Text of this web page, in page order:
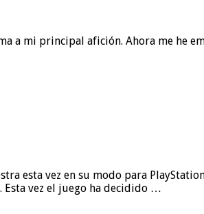
a mi principal afición. Ahora me he
esta vez en su modo para
vez el juego ha decidido …